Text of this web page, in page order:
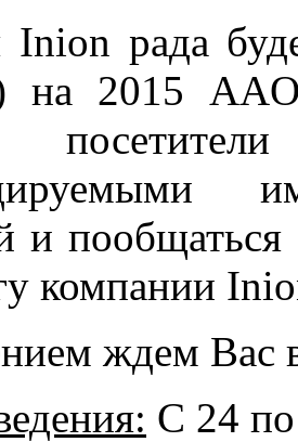
рада
2015
и
компании
ждем Вас
С 24 по